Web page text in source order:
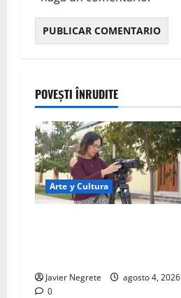
POVEȘTI ÎNRUDITE
Arte y Cultura
Javier Negrete
agosto 4, 2026
0